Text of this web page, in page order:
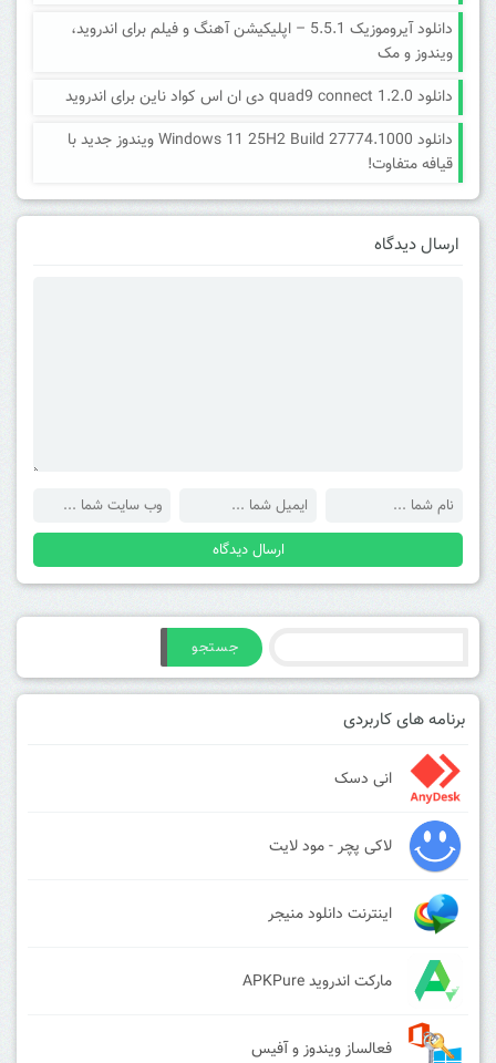
دانلود آیروموزیک 5.5.1 – اپلیکیشن آهنگ و فیلم برای اندروید،
ویندوز و مک
دانلود quad9 connect 1.2.0 دی ان اس کواد ناین برای اندروید
دانلود Windows 11 25H2 Build 27774.1000 ویندوز جدید با
قیافه متفاوت!
ارسال دیدگاه
جستجو
برنامه های کاربردی
انی دسک
لاکی پچر - مود لایت
اینترنت دانلود منیجر
مارکت اندروید APKPure
فعالساز ویندوز و آفیس